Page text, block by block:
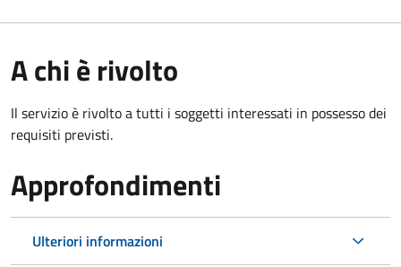
A chi è rivolto
Il servizio è rivolto a tutti i soggetti interessati in possesso dei
requisiti previsti.
Approfondimenti
Ulteriori informazioni